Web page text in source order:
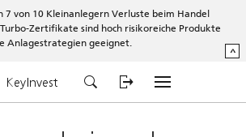
7 von 10 Kleinanlegern Verluste beim Handel
Zertifikate sind hoch risikoreiche Produkte
Anlagestrategien geeignet.
^
KeyInvest